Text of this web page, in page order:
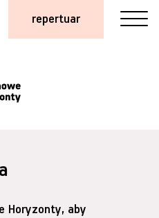
repertuar
Horyzonty, aby